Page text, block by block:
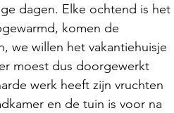
dagen. Elke ochtend is het
komen de
we willen het vakantiehuisje
moest dus doorgewerkt
werk heeft zijn vruchten
en de tuin is voor na